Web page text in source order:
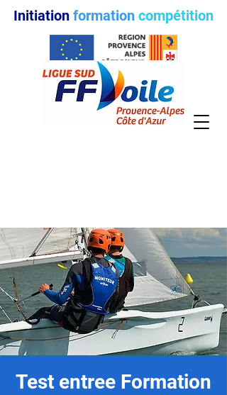
Initiation formation compétition
Test entree Formation